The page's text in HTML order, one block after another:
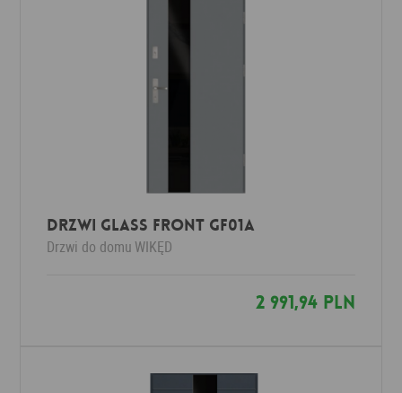
Drzwi Glass Front GF01a
Drzwi do domu WIKĘD
2 991,94 PLN